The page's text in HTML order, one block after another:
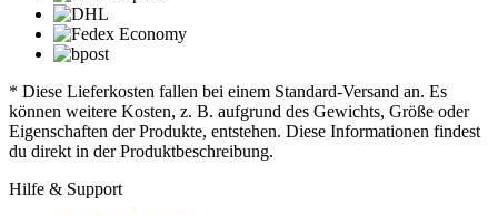
* Diese Lieferkosten fallen bei einem Standard-Versand an. Es
können weitere Kosten, z. B. aufgrund des Gewichts, Größe oder
Eigenschaften der Produkte, entstehen. Diese Informationen findest
du direkt in der Produktbeschreibung.
Hilfe & Support